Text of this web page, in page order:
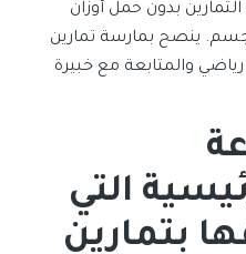
بدون حمل أوزان
ينصح بمارسة تمارين
والمتابعة مع خبيرة
التي
بتمارين